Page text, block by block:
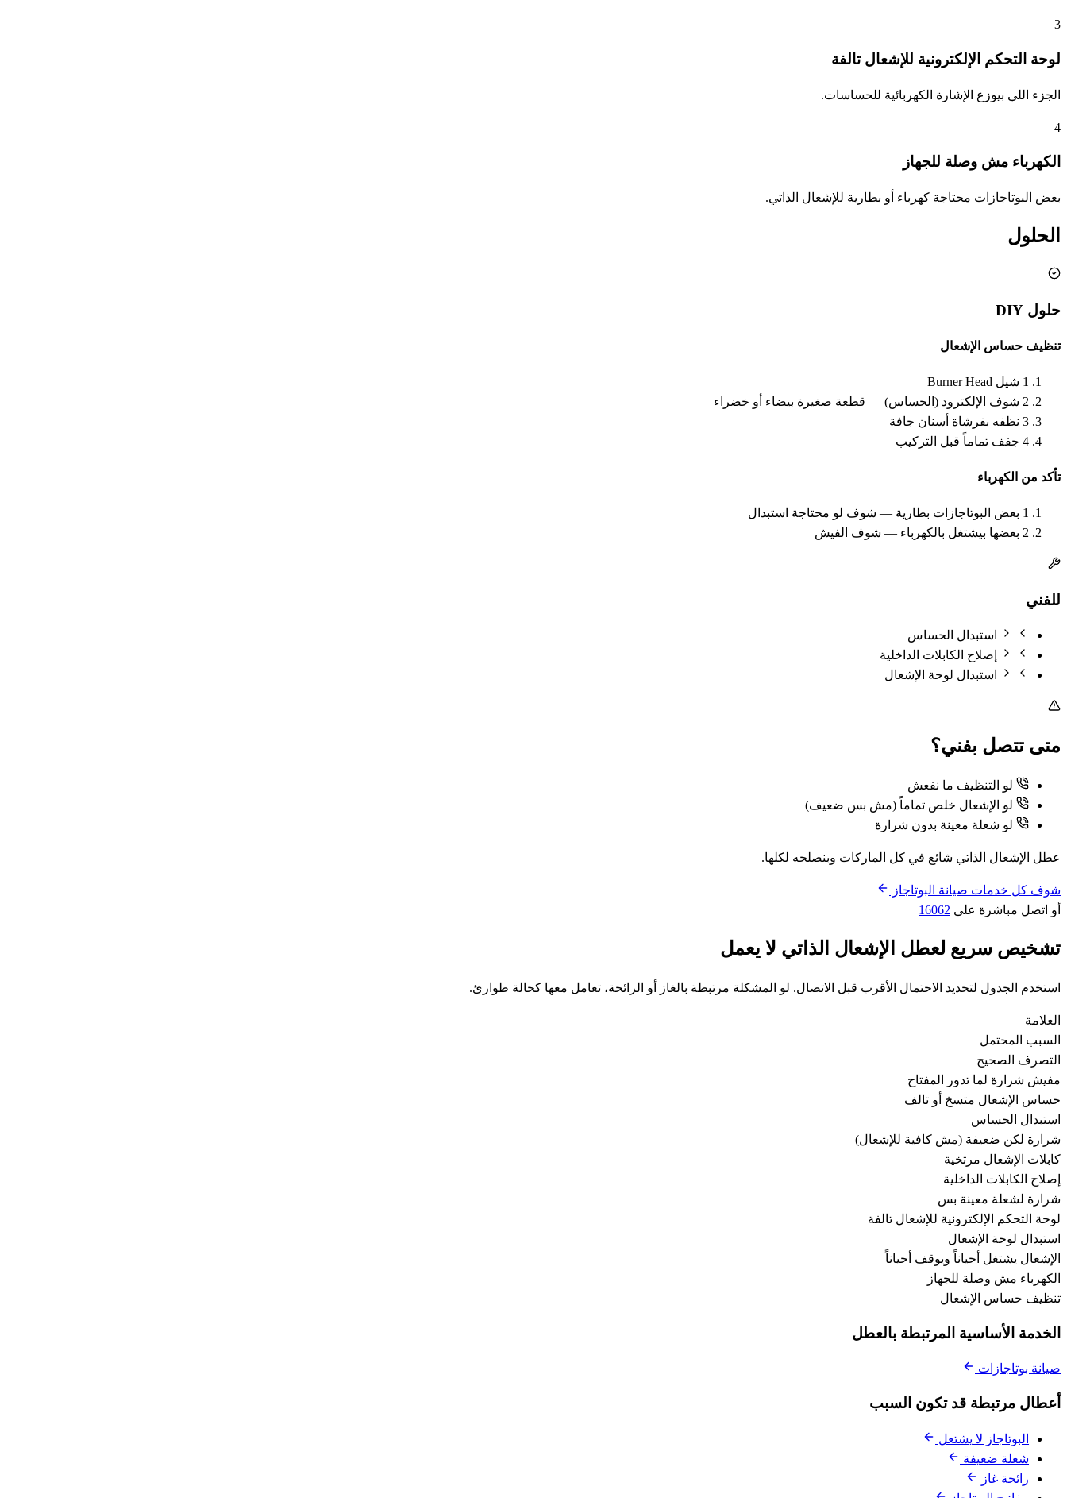
3
لوحة التحكم الإلكترونية للإشعال تالفة
الجزء اللي بيوزع الإشارة الكهربائية للحساسات.
4
الكهرباء مش وصلة للجهاز
بعض البوتاجازات محتاجة كهرباء أو بطارية للإشعال الذاتي.
الحلول
حلول DIY
تنظيف حساس الإشعال
1 شيل Burner Head
2 شوف الإلكترود (الحساس) — قطعة صغيرة بيضاء أو خضراء
3 نظفه بفرشاة أسنان جافة
4 جفف تماماً قبل التركيب
تأكد من الكهرباء
1 بعض البوتاجازات بطارية — شوف لو محتاجة استبدال
2 بعضها بيشتغل بالكهرباء — شوف الفيش
للفني
استبدال الحساس
إصلاح الكابلات الداخلية
استبدال لوحة الإشعال
متى تتصل بفني؟
لو التنظيف ما نفعش
لو الإشعال خلص تماماً (مش بس ضعيف)
لو شعلة معينة بدون شرارة
عطل الإشعال الذاتي شائع في كل الماركات وبنصلحه لكلها.
شوف كل خدمات صيانة البوتاجاز
أو اتصل مباشرة على 16062
تشخيص سريع لعطل الإشعال الذاتي لا يعمل
استخدم الجدول لتحديد الاحتمال الأقرب قبل الاتصال. لو المشكلة مرتبطة بالغاز أو الرائحة، تعامل معها كحالة طوارئ.
العلامة
السبب المحتمل
التصرف الصحيح
مفيش شرارة لما تدور المفتاح
حساس الإشعال متسخ أو تالف
استبدال الحساس
شرارة لكن ضعيفة (مش كافية للإشعال)
كابلات الإشعال مرتخية
إصلاح الكابلات الداخلية
شرارة لشعلة معينة بس
لوحة التحكم الإلكترونية للإشعال تالفة
استبدال لوحة الإشعال
الإشعال يشتغل أحياناً ويوقف أحياناً
الكهرباء مش وصلة للجهاز
تنظيف حساس الإشعال
الخدمة الأساسية المرتبطة بالعطل
صيانة بوتاجازات
أعطال مرتبطة قد تكون السبب
البوتاجاز لا يشتعل
شعلة ضعيفة
رائحة غاز